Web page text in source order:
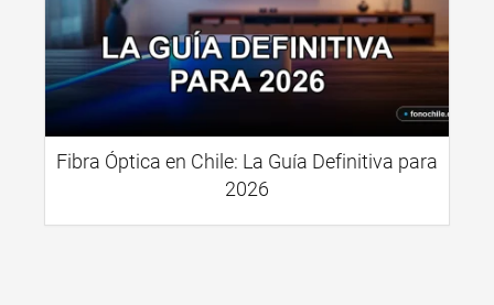
Fibra Óptica en Chile: La Guía Definitiva para
2026